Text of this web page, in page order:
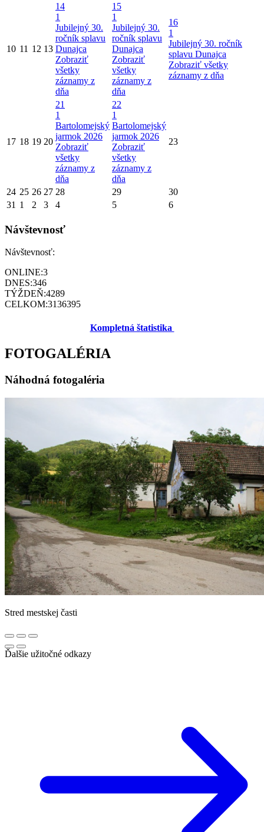
10 11 12 13
14
1
Jubilejný 30.
ročník splavu
Dunajca
Zobraziť
všetky
záznamy z
dňa
15
1
Jubilejný 30.
ročník splavu
Dunajca
Zobraziť
všetky
záznamy z
dňa
16
1
Jubilejný 30. ročník
splavu Dunajca
Zobraziť všetky
záznamy z dňa
17 18 19 20
21
1
Bartolomejský
jarmok 2026
Zobraziť
všetky
záznamy z
dňa
22
1
Bartolomejský
jarmok 2026
Zobraziť
všetky
záznamy z
dňa
23
24 25 26 27 28 29
30
31 1 2 3 4 5 6
Návštevnosť
Návštevnosť:
ONLINE:3
DNES:346
TÝŽDEŇ:4289
CELKOM:3136395
Kompletná štatistika
FOTOGALÉRIA
Náhodná fotogaléria
Stred mestskej časti
Ďalšie užitočné odkazy